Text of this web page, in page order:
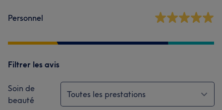
Personnel
Filtrer les avis
Soin de
beauté
Toutes les prestations